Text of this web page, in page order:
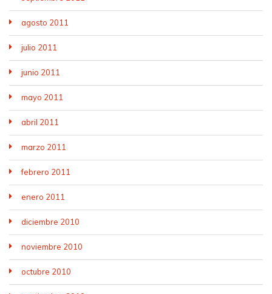
agosto 2011
julio 2011
junio 2011
mayo 2011
abril 2011
marzo 2011
febrero 2011
enero 2011
diciembre 2010
noviembre 2010
octubre 2010